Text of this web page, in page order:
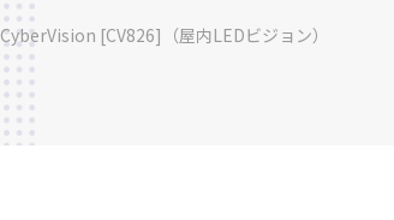
CyberVision [CV826]（屋内LEDビジョン）